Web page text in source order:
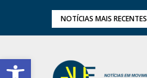
Barra de Ferramentas Aberta
NOTÍCIAS MAIS RECENTES
de Inverno das Serras